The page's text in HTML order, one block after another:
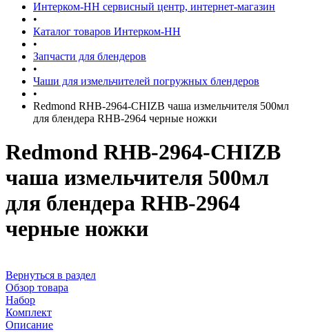
Интерком-НН сервисный центр, интернет-магазин
•
Каталог товаров Интерком-НН
•
Запчасти для блендеров
•
Чаши для измельчителей погружных блендеров
•
Redmond RHB-2964-CHIZB чаша измельчителя 500мл
для блендера RHB-2964 черные ножки
Redmond RHB-2964-CHIZB
чаша измельчителя 500мл
для блендера RHB-2964
черные ножки
Вернуться в раздел
Обзор товара
Набор
Комплект
Описание